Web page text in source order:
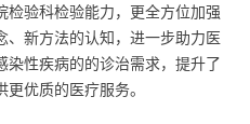
检验科检验能力，更全方位加强
、新方法的认知，进一步助力医
染性疾病的的诊治需求，提升了
优质的医疗服务。